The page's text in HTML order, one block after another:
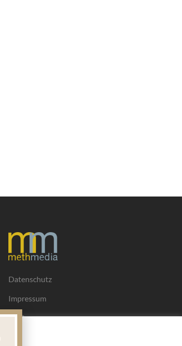
Datenschutz
Impressum
AGB